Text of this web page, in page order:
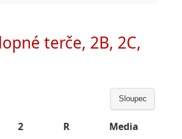
terče, 2B, 2C,
Sloupec
2 R Media